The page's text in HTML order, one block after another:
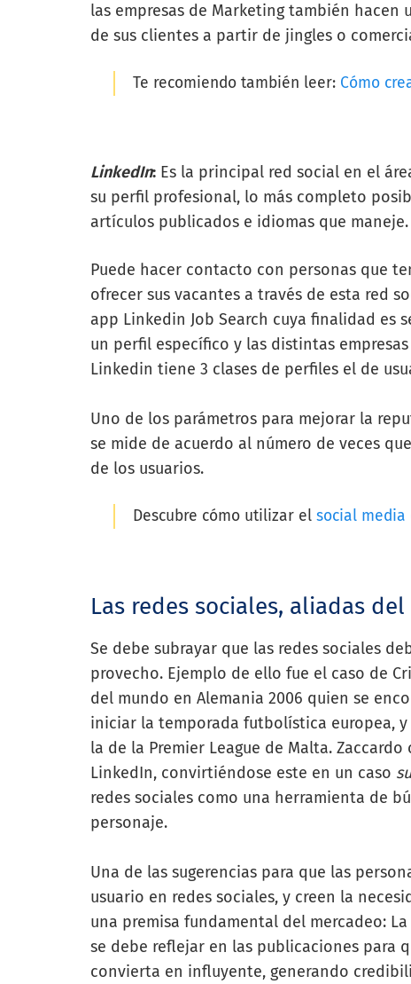
las empresas de Marketing también
de sus clientes a partir de jingles o
Te recomiendo también leer: Cómo
LinkedIn: Es la principal red social en el
su perfil profesional, lo más completo
artículos publicados e idiomas que maneje.
Puede hacer contacto con personas que
ofrecer sus vacantes a través de esta red
app Linkedin Job Search cuya finalidad
un perfil específico y las distintas
Linkedin tiene 3 clases de perfiles el de
Uno de los parámetros para mejorar la
se mide de acuerdo al número de veces
de los usuarios.
Descubre cómo utilizar elsocial media
Las redes sociales, aliadas
Se debe subrayar que las redes sociales
provecho. Ejemplo de ello fue el caso de
del mundo en Alemania 2006 quien se
iniciar la temporada futbolística europea,
la de la Premier League de Malta.
LinkedIn, convirtiéndose este en un caso
redes sociales como una herramienta de
personaje.
Una de las sugerencias para que las
usuario en redes sociales, y creen la
una premisa fundamental del mercadeo:
se debe reflejar en las publicaciones para
convierta en influyente, generando